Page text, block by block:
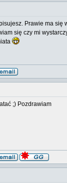
Prawie ma się
się czy mi
;) Pozdrawiam